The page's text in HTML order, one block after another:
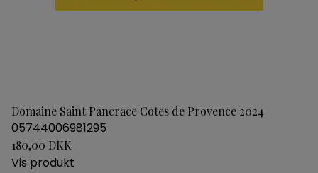
Domaine Saint Pancrace Cotes de Provence 2024
05744006981295
180,00 DKK
Vis produkt